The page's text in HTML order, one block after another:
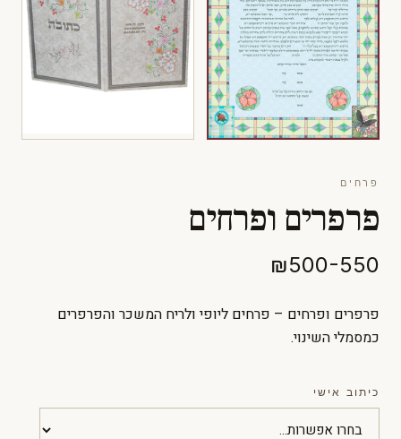
פרחים
פרפרים ופרחים
₪500-550
פרפרים ופרחים – פרחים ליופי ולריח המשכר והפרפרים
כמסמלי השינוי.
כיתוב אישי